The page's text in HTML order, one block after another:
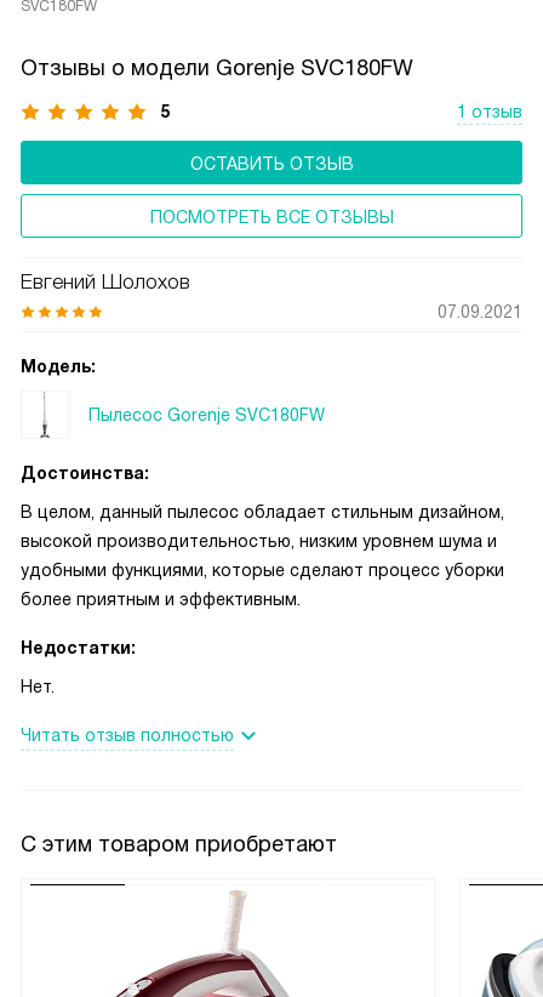
SVC180FW
Отзывы о модели Gorenje SVC180FW
5 1 отзыв
ОСТАВИТЬ ОТЗЫВ
ПОСМОТРЕТЬ ВСЕ ОТЗЫВЫ
Евгений Шолохов
07.09.2021
Модель:
Пылесос Gorenje SVC180FW
Достоинства:
В целом, данный пылесос обладает стильным дизайном,
высокой производительностью, низким уровнем шума и
удобными функциями, которые сделают процесс уборки
более приятным и эффективным.
Недостатки:
Нет.
Читать отзыв полностью
С этим товаром приобретают